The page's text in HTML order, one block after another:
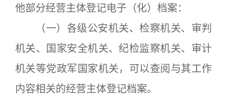
他部分经营主体登记电子（化）档案：
（一）各级公安机关、检察机关、审判
机关、国家安全机关、纪检监察机关、审计
机关等党政军国家机关，可以查阅与其工作
内容相关的经营主体登记档案。